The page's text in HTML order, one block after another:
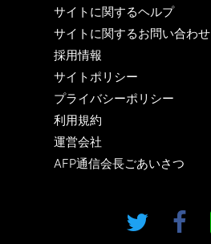
サイトに関するヘルプ
サイトに関するお問い合わせ
採用情報
サイトポリシー
プライバシーポリシー
利用規約
運営会社
AFP通信会長ごあいさつ